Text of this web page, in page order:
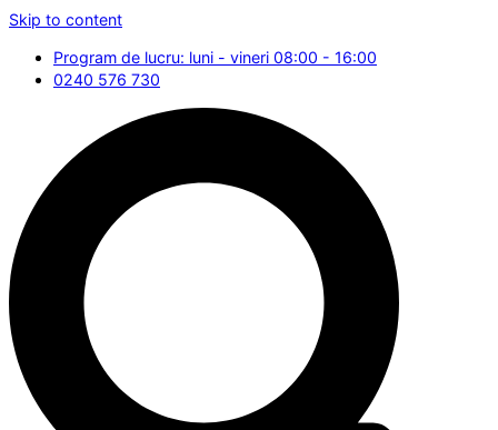
Skip to content
Program de lucru: luni - vineri 08:00 - 16:00
0240 576 730